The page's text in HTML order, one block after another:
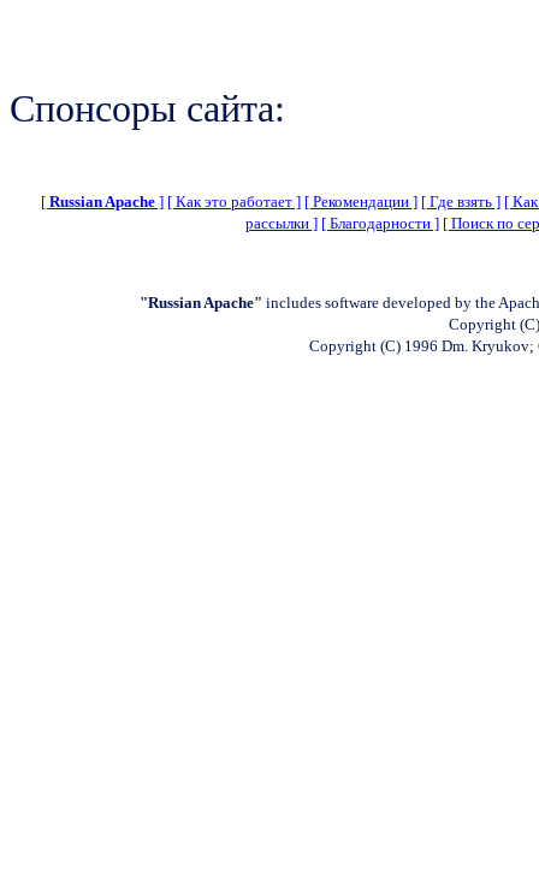
Спонсоры сайта:
[ Russian Apache ] [ Как это работает ] [ Рекомендации ] [ Где взять ] [
рассылки ] [ Благодарности ] [ Поиск по
"Russian Apache" includes software developed by the
Copyright
Copyright (C) 1996 Dm.